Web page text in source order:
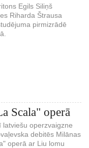
Egils Siliņš
Riharda Štrausa
pirmizrādē
Scala" operā
latviešu operzvaigzne
debitēs Milānas
operā ar Liu lomu